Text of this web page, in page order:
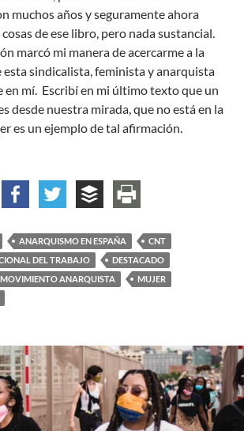
muchos años y seguramente ahora
de ese libro, pero nada sustancial.
marcó mi manera de acercarme a la
esta sindicalista, feminista y anarquista
en mí. Escribí en mi último texto que un
desde nuestra mirada, que no está en la
es un ejemplo de tal afirmación.
CLARAMUNT CREUS. 94 años de su
ANARQUISMO EN ESPAÑA
CNT
DEL TRABAJO
DESTACADO
MOVIMIENTO ANARQUISTA
MUJER